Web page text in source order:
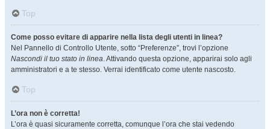
Top
Come posso evitare di apparire nella lista degli utenti in linea?
Nel Pannello di Controllo Utente, sotto “Preferenze”, trovi l’opzione
Nascondi il tuo stato in linea. Attivando questa opzione, apparirai solo agli
amministratori e a te stesso. Verrai identificato come utente nascosto.
Top
L’ora non è corretta!
L’ora è quasi sicuramente corretta, comunque l’ora che stai vedendo